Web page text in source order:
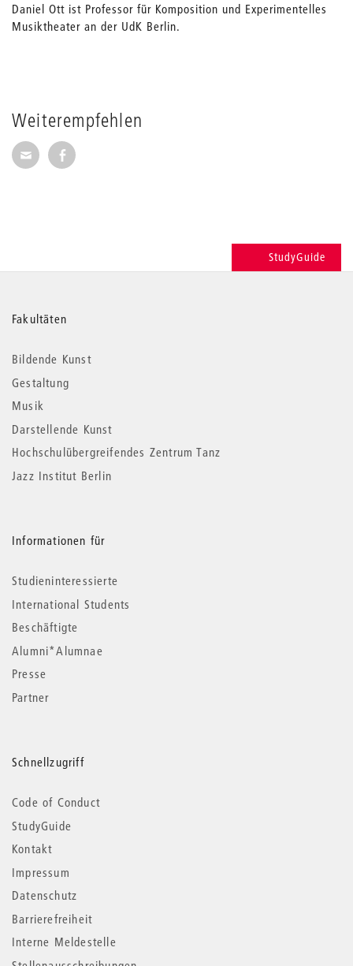
Weiterempfehlen
Seite per E-Mail weiterempfehlen
Seite auf Facebook weiterempfehlen
Daniel Ott ist Professor für Komposition und Experimentelles
Musiktheater an der UdK Berlin.
StudyGuide
Weitere
Informationen
Fakultäten
Bildende Kunst
Gestaltung
Musik
Darstellende Kunst
Hochschulübergreifendes Zentrum Tanz
Jazz Institut Berlin
Informationen für
Studieninteressierte
International Students
Beschäftigte
Alumni*Alumnae
Presse
Partner
Schnellzugriff
Code of Conduct
StudyGuide
Kontakt
Impressum
Datenschutz
Barrierefreiheit
Interne Meldestelle